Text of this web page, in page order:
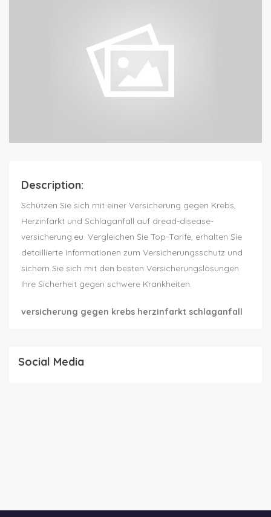
Description:
Schützen Sie sich mit einer Versicherung gegen Krebs,
Herzinfarkt und Schlaganfall auf dread-disease-
versicherung.eu. Vergleichen Sie Top-Tarife, erhalten Sie
detaillierte Informationen zum Versicherungsschutz und
sichern Sie sich mit den besten Versicherungslösungen
Ihre Sicherheit gegen schwere Krankheiten.
versicherung gegen krebs herzinfarkt schlaganfall
Social Media